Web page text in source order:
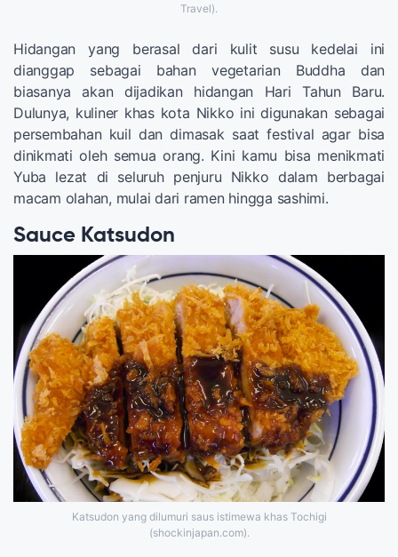
Travel).
Hidangan yang berasal dari kulit susu kedelai ini
dianggap sebagai bahan vegetarian Buddha dan
biasanya akan dijadikan hidangan Hari Tahun Baru.
Dulunya, kuliner khas kota Nikko ini digunakan sebagai
persembahan kuil dan dimasak saat festival agar bisa
dinikmati oleh semua orang. Kini kamu bisa menikmati
Yuba lezat di seluruh penjuru Nikko dalam berbagai
macam olahan, mulai dari ramen hingga sashimi.
Sauce Katsudon
Katsudon yang dilumuri saus istimewa khas Tochigi
(shockinjapan.com).